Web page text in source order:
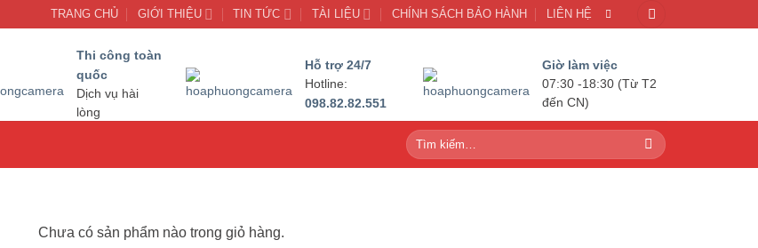
TRANG CHỦ GIỚI THIỆU TIN TỨC TÀI LIỆU CHÍNH SÁCH BẢO HÀNH LIÊN HỆ
Thi công toàn
quốc
Dịch vụ hài
lòng
Hỗ trợ 24/7
Hotline:
098.82.82.551
Giờ làm việc
07:30 -18:30 (Từ T2
đến CN)
Tìm
kiếm:
Chưa có sản phẩm nào trong giỏ hàng.